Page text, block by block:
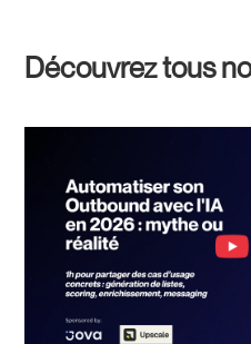
Découvrez tous